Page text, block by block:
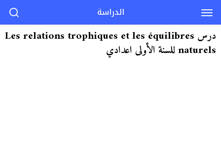
درس Les relations trophiques et les équilibres
naturels للسنة الأولى اعدادي
الدراسة